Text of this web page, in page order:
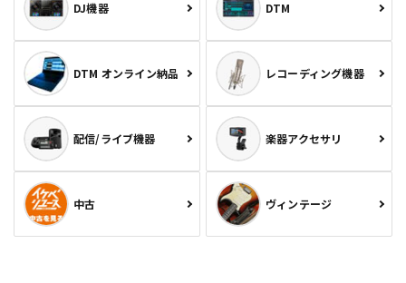
DJ機器 DTM
DTM オンライン納品 レコーディング機器
配信/ライブ機器 楽器アクセサリ
中古 ヴィンテージ